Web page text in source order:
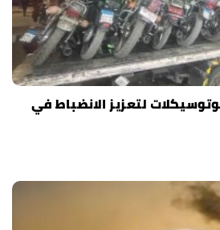
وموتوسيكلات لتعزيز الانضباط في